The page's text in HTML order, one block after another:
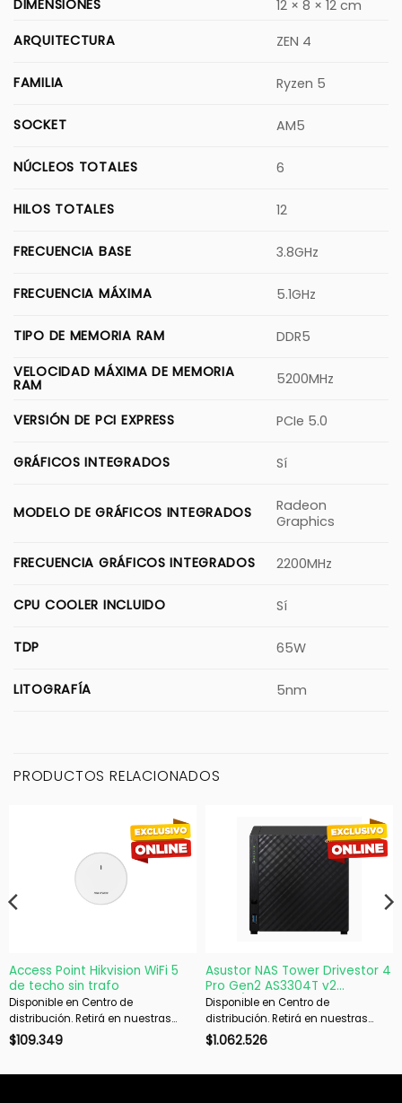
DIMENSIONES
12 × 8 × 12 cm
ARQUITECTURA
ZEN 4
FAMILIA Ryzen 5
SOCKET AM5
NÚCLEOS TOTALES 6
HILOS TOTALES 12
FRECUENCIA BASE 3.8GHz
FRECUENCIA MÁXIMA 5.1GHz
TIPO DE MEMORIA RAM
DDR5
VELOCIDAD MÁXIMA DE MEMORIA
RAM 5200MHz
VERSIÓN DE PCI EXPRESS PCIe 5.0
GRÁFICOS INTEGRADOS Sí
MODELO DE GRÁFICOS INTEGRADOS
Radeon
Graphics
FRECUENCIA GRÁFICOS INTEGRADOS 2200MHz
CPU COOLER INCLUIDO Sí
TDP 65W
LITOGRAFÍA 5nm
PRODUCTOS RELACIONADOS
Access Point Hikvision WiFi 5
de techo sin trafo
Disponible en Centro de
distribución. Retirá en nuestras
sucursales en 48 hs hábiles. Si es
$109.349
Asustor NAS Tower Drivestor 4
Pro Gen2 AS3304T v2
4X3.5/2.5
Disponible en Centro de
distribución. Retirá en nuestras
sucursales en 48 hs hábiles. Si es
$1.062.526